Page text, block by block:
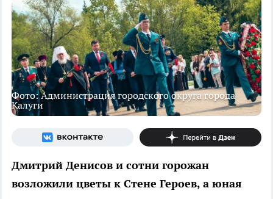
Фото: Администрация городского округа города
Калуги
Дмитрий Денисов и сотни горожан
возложили цветы к Стене Героев, а юная